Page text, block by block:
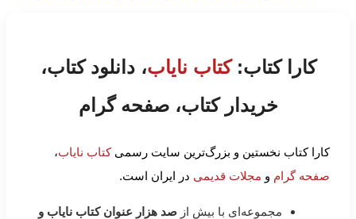
کارا کتاب:کتاب نایاب، دانلود کتاب،
خریدار کتاب، صفحه گرام
کارا کتاب نخستین و بزرگ‌ترین سایت رسمیکتاب نایاب،
صفحه گرام و مجلات قدیمی در ایران است.
مجموعه‌ای با بیش از صد هزار عنوان کتاب نایاب و